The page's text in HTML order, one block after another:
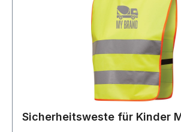
Sicherheitsweste für Kinder